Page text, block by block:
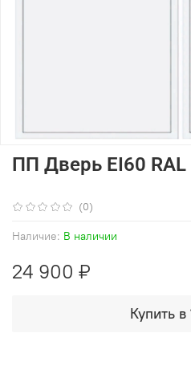
(0)
Наличие: В наличии
ПП Дверь EI60
24 900 ₽
Купить в